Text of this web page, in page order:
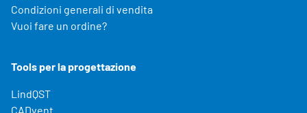
Condizioni generali di vendita
Vuoi fare un ordine?
Tools per la progettazione
LindQST
CADvent